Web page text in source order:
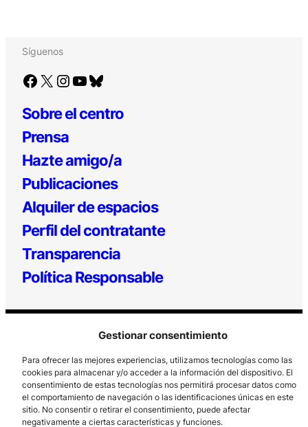
Gestionar consentimiento
Para ofrecer las mejores experiencias, utilizamos tecnologías como las
cookies para almacenar y/o acceder a la información del dispositivo. El
consentimiento de estas tecnologías nos permitirá procesar datos como
el comportamiento de navegación o las identificaciones únicas en este
sitio. No consentir o retirar el consentimiento, puede afectar
negativamente a ciertas características y funciones.
Síguenos
Facebook X Instagram YouTube Bluesky
Sobre el centro
Prensa
Hazte amigo/a
Publicaciones
Alquiler de espacios
Perfil del contratante
Transparencia
Política Responsable
Los Prados, 121 – 33203 Gijón
985 185 577 – info@laboralcentrodearte.org